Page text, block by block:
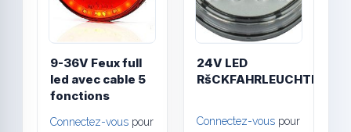
9-36V Feux full
led avec cable 5
fonctions
Connectez-vous pour
24V LED
RšCKFAHRLEUCHTE
Connectez-vous pour